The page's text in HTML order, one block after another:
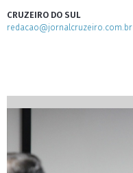
CRUZEIRO DO SUL
redacao@jornalcruzeiro.com.br